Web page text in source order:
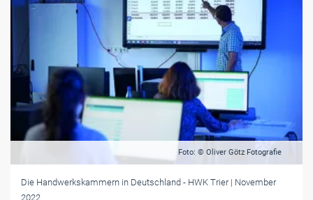
Foto: © Oliver Götz Fotografie
Die Handwerkskammern in Deutschland - HWK Trier | November
2022